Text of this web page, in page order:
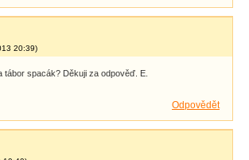
20:39)
tábor spacák? Děkuji za odpověď. E.
Odpovědět